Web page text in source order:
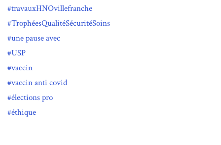
travauxHNOvillefranche
TrophéesQualitéSécuritéSoins
une pause avec
USP
vaccin
vaccin anti covid
élections pro
éthique